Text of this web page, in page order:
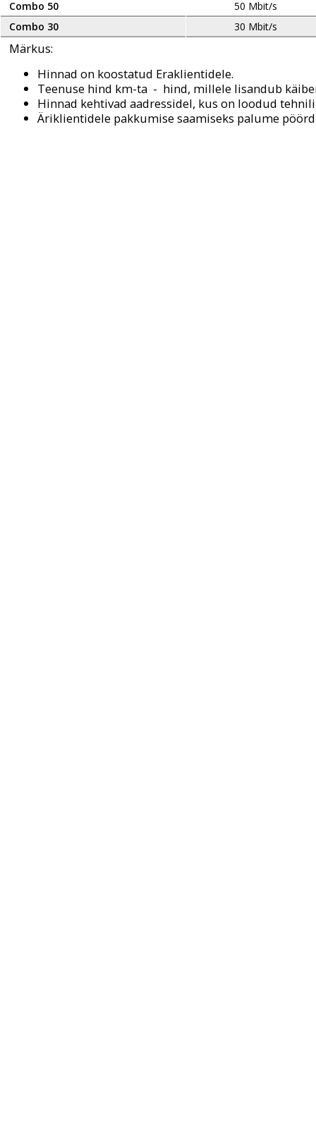
Combo 50
50 Mbit/s
Combo 30
30 Mbit/s
Märkus:
Hinnad on koostatud Eraklientidele.
Teenuse hind km-ta - hind, millele lisandub
Hinnad kehtivad aadressidel, kus on loodud
Äriklientidele pakkumise saamiseks palume